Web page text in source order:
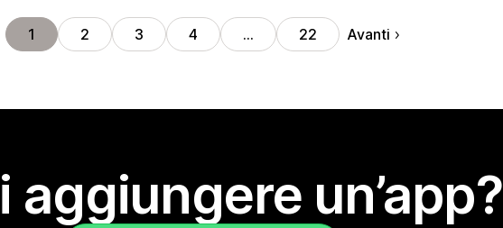
1 2 3 4 … 22 Avanti
aggiungere un’app?